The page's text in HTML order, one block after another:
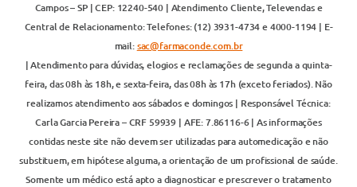
Campos – SP | CEP: 12240-540 | Atendimento Cliente, Televendas e
Central de Relacionamento: Telefones: (12) 3931-4734 e 4000-1194 | E-
mail:sac@farmaconde.com.br
| Atendimento para dúvidas, elogios e reclamações de segunda a quinta-
feira, das 08h às 18h, e sexta-feira, das 08h às 17h (exceto feriados). Não
realizamos atendimento aos sábados e domingos | Responsável Técnica:
Carla Garcia Pereira – CRF 59939 | AFE: 7.86116-6 | As informações
contidas neste site não devem ser utilizadas para automedicação e não
substituem, em hipótese alguma, a orientação de um profissional de saúde.
Somente um médico está apto a diagnosticar e prescrever o tratamento